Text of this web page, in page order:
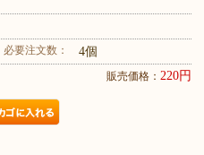
必要注文数： 4個
販売価格： 220円